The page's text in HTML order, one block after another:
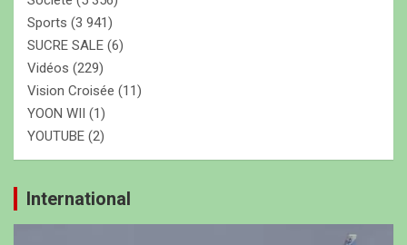
Sports (3 941)
SUCRE SALE (6)
Vidéos (229)
Vision Croisée (11)
YOON WII (1)
YOUTUBE (2)
International